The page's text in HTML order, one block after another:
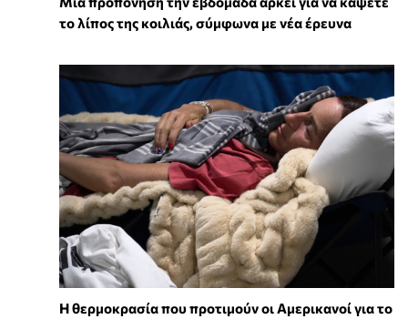
το λίπος της κοιλιάς, σύμφωνα με νέα έρευνα
Η θερμοκρασία που προτιμούν οι Αμερικανοί για το